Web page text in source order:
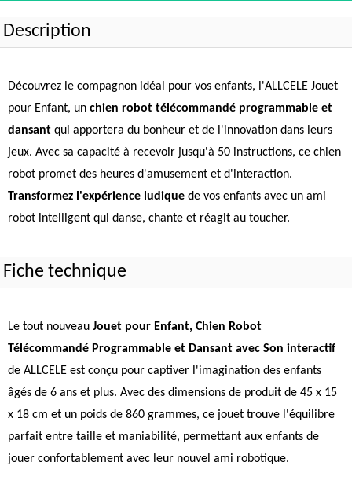
Description
Découvrez le compagnon idéal pour vos enfants, l'ALLCELE Jouet
pour Enfant, un chien robot télécommandé programmable et
dansant qui apportera du bonheur et de l'innovation dans leurs
jeux. Avec sa capacité à recevoir jusqu'à 50 instructions, ce chien
robot promet des heures d'amusement et d'interaction.
Transformez l'expérience ludique de vos enfants avec un ami
robot intelligent qui danse, chante et réagit au toucher.
Fiche technique
Le tout nouveau Jouet pour Enfant, Chien Robot
Télécommandé Programmable et Dansant avec Son interactif
de ALLCELE est conçu pour captiver l'imagination des enfants
âgés de 6 ans et plus. Avec des dimensions de produit de 45 x 15
x 18 cm et un poids de 860 grammes, ce jouet trouve l'équilibre
parfait entre taille et maniabilité, permettant aux enfants de
jouer confortablement avec leur nouvel ami robotique.